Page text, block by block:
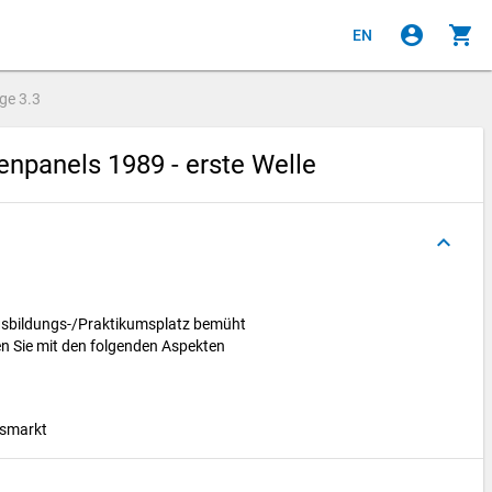
EN account_circle shopping_cart
3.3
1989 - erste Welle
keyboard_arrow_up
Praktikumsplatz bemüht
Sie mit den folgenden Aspekten